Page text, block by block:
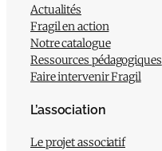
Actualités
Fragil en action
Notre catalogue
Ressources pédagogiques
Faire intervenir Fragil
L’association
Le projet associatif